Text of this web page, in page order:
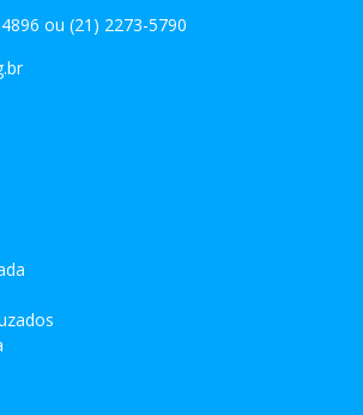
ou (21) 2273-5790